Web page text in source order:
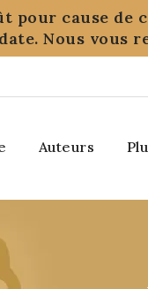
pour cause de
Nous vous
Auteurs